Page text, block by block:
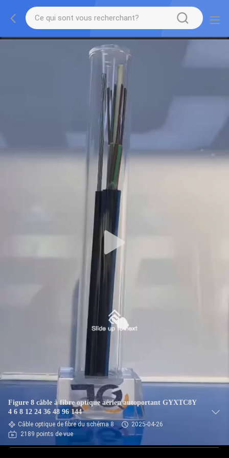
Figure 8 câble à fibre optique aérien autoportant GYXTC8Y
4 6 8 12 24 36 48 96 144
Câble optique de fibre du schéma 8
2025-04-26
2189 points de vue